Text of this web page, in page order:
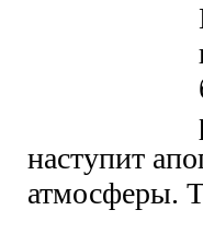
наступит
атмосферы.